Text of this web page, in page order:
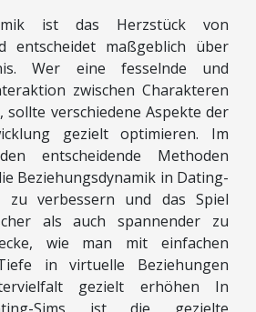
ist das Herzstück von
entscheidet maßgeblich über
Wer eine fesselnde und
zwischen Charakteren
sollte verschiedene Aspekte der
gezielt optimieren. Im
entscheidende Methoden
Beziehungsdynamik in Dating-
zu verbessern und das Spiel
als auch spannender zu
wie man mit einfachen
in virtuelle Beziehungen
gezielt erhöhen In